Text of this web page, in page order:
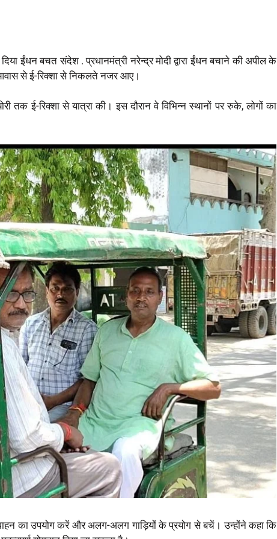
दिया ईंधन बचत संदेश . प्रधानमंत्री नरेन्द्र मोदी द्वारा ईंधन बचाने की अपील के
आवास से ई-रिक्शा से निकलते नजर आए।
तक ई-रिक्शा से यात्रा की। इस दौरान वे विभिन्न स्थानों पर रुके, लोगों का
का उपयोग करें और अलग-अलग गाड़ियों के प्रयोग से बचें। उन्होंने कहा कि